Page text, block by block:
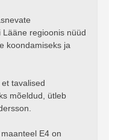
regioonis nüüd
koondamiseks ja
tavalised
mõeldud, ütleb
E4 on